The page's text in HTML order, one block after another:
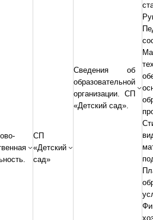
СП
«Детский
сад»
Сведения об
образовательной
организации. СП
«Детский сад».